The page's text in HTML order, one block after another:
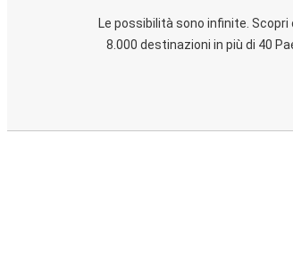
Le possibilità sono infinite. Scopri
8.000 destinazioni in più di 40